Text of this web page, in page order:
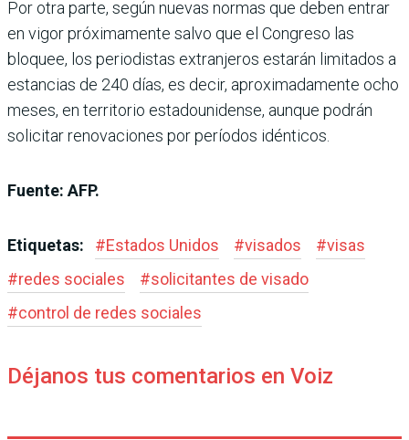
Por otra parte, según nuevas normas que deben entrar
en vigor próximamente salvo que el Congreso las
bloquee, los periodistas extranjeros estarán limitados a
estancias de 240 días, es decir, aproximadamente ocho
meses, en territorio estadounidense, aunque podrán
solicitar renovaciones por períodos idénticos.
Fuente: AFP.
Etiquetas: #Estados Unidos #visados #visas
#redes sociales #solicitantes de visado
#control de redes sociales
Déjanos tus comentarios en Voiz